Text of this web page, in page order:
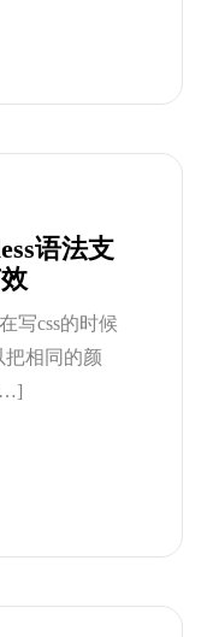
语法支
写css的时候
把相同的颜